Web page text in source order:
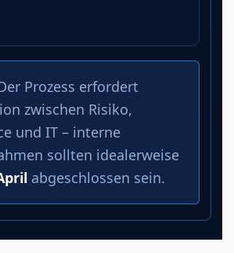
Prozess erfordert
zwischen Risiko,
und IT – interne
sollten idealerweise
abgeschlossen sein.